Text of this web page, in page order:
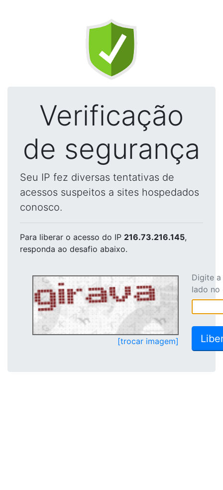
Verificação
de segurança
Seu IP fez diversas tentativas de
acessos suspeitos a sites hospedados
conosco.
Para liberar o acesso do IP 216.73.216.145,
responda ao desafio abaixo.
[trocar imagem]
Digite
lado no